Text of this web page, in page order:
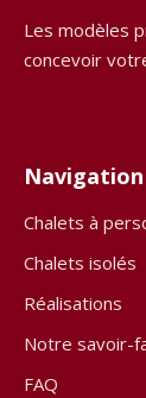
Les modèles
concevoir
Navigation
Chalets à
Chalets isolés
Réalisations
Notre savoir-
FAQ